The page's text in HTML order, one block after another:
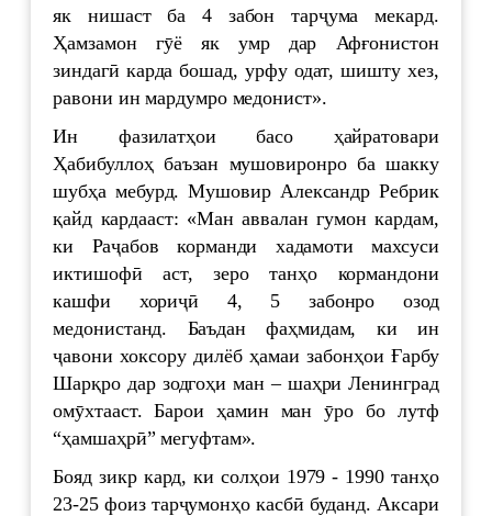
як нишаст ба 4 забон тарҷума мекард.
Ҳамзамон гӯё як умр дар Афғонистон
зиндагӣ карда бошад, урфу одат, шишту хез,
равони ин мардумро медонист».
Ин фазилатҳои басо ҳайратовари
Ҳабибуллоҳ баъзан мушовиронро ба шакку
шубҳа мебурд. Мушовир Александр Ребрик
қайд кардааст: «Ман аввалан гумон кардам,
ки Раҷабов корманди хадамоти махсуси
иктишофӣ аст, зеро танҳо кормандони
кашфи хориҷӣ 4, 5 забонро озод
медонистанд. Баъдан фаҳмидам, ки ин
ҷавони хоксору дилёб ҳамаи забонҳои Ғарбу
Шарқро дар зодгоҳи ман – шаҳри Ленинград
омӯхтааст. Барои ҳамин ман ӯро бо лутф
“ҳамшаҳрӣ” мегуфтам».
Бояд зикр кард, ки солҳои 1979 - 1990 танҳо
23-25 фоиз тарҷумонҳо касбӣ буданд. Аксари